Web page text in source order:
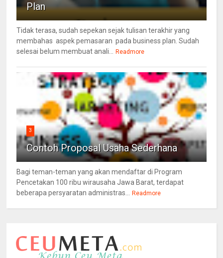
Plan
Tidak terasa, sudah sepekan sejak tulisan terakhir yang
membahas aspek pemasaran pada business plan. Sudah
selesai belum membuat anali...
Readmore
3
Contoh Proposal Usaha Sederhana
Bagi teman-teman yang akan mendaftar di Program
Pencetakan 100 ribu wirausaha Jawa Barat, terdapat
beberapa persyaratan administras...
Readmore